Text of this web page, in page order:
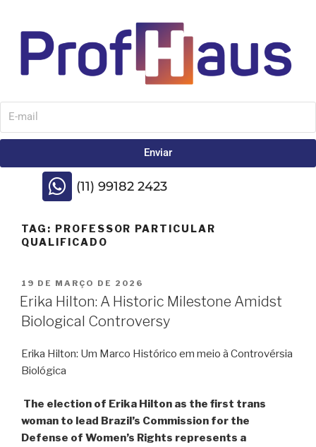
Enviar
(11) 99182 2423
TAG: PROFESSOR PARTICULAR
QUALIFICADO
19 DE MARÇO DE 2026
Erika Hilton: A Historic Milestone Amidst
Biological Controversy
Erika Hilton: Um Marco Histórico em meio à Controvérsia
Biológica
The election of Erika Hilton as the first trans
woman to lead Brazil’s Commission for the
Defense of Women’s Rights represents a